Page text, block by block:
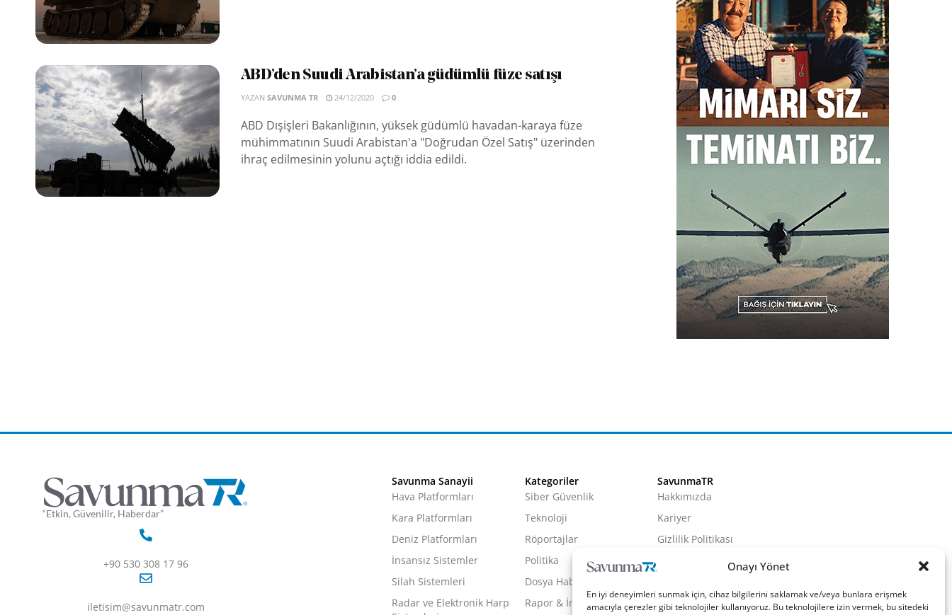
Onayı Yönet
En iyi deneyimleri sunmak için, cihaz bilgilerini saklamak ve/veya bunlara erişmek
amacıyla çerezler gibi teknolojiler kullanıyoruz. Bu teknolojilere izin vermek, bu sitedeki
ABD’den Suudi Arabistan’a güdümlü füze satışı
YAZAN SAVUNMA TR 24/12/2020 0
ABD Dışişleri Bakanlığının, yüksek güdümlü havadan-karaya füze
mühimmatının Suudi Arabistan'a "Doğrudan Özel Satış" üzerinden
ihraç edilmesinin yolunu açtığı iddia edildi.
“Etkin, Güvenilir, Haberdar”
+90 530 308 17 96
iletisim@savunmatr.com
Savunma Sanayii
Hava Platformları
Kara Platformları
Deniz Platformları
İnsansız Sistemler
Silah Sistemleri
Radar ve Elektronik Harp
Kategoriler
Siber Güvenlik
Teknoloji
Röportajlar
Politika
Dosya Haber
Rapor & İnfografik
SavunmaTR
Hakkımızda
Kariyer
Gizlilik Politikası